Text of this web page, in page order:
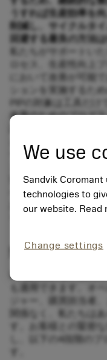
うすれば生産効率を
削減し、サイクルタ
回避する最良の方法
ロセス、生産性向上
において改善が可能
ションを実施するた
PIPの対象は工具だ
改善のためのプログ
さらに隠れた無駄に
ーバルに事業を展開
蓄積があります。お
ベル、さらに組織レ
お客様の満足が得ら
効果的な4段階
PIPは機械1台、加工
も適用できます。オ
ジャー、購買担当者
す。お客様との緊密
We use
Sandvik
technologies to
our website. Read
Change settings